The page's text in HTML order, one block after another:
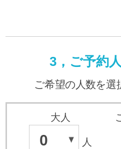
3，ご予約
ご希望の人数を
大人
0 人